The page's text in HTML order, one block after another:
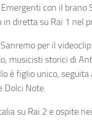
con il brano
diretta su Rai 1 nel
per il
musicisti storici di
è figlio unico,
Dolci Note.
su Rai 2 e ospite